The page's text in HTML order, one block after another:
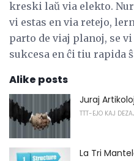
kreski laŭ via elekto.
vi estas en via retejo,
parto de viaj planoj, se
sukcesa en ĉi tiu rapida
Alike posts
Juraj
TTT-EJO KAJ
La Tri